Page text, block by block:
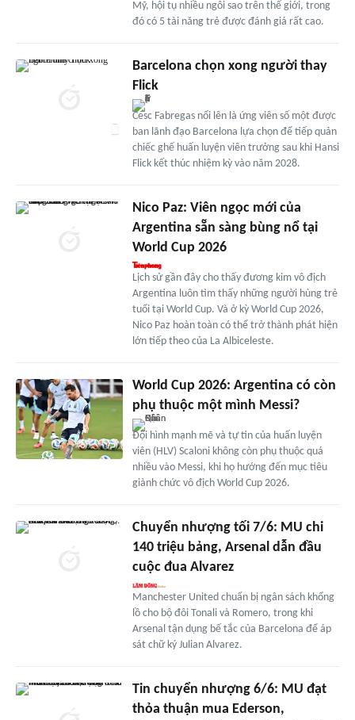
Mỹ, hội tụ nhiều ngôi sao trên thế giới, trong
đó có 5 tài năng trẻ được đánh giá rất cao.
Barcelona chọn xong người thay
Flick
Cesc Fabregas nổi lên là ứng viên số một được
ban lãnh đạo Barcelona lựa chọn để tiếp quản
chiếc ghế huấn luyện viên trưởng sau khi Hansi
Flick kết thúc nhiệm kỳ vào năm 2028.
Nico Paz: Viên ngọc mới của
Argentina sẵn sàng bùng nổ tại
World Cup 2026
Lịch sử gần đây cho thấy đương kim vô địch
Argentina luôn tìm thấy những người hùng trẻ
tuổi tại World Cup. Và ở kỳ World Cup 2026,
Nico Paz hoàn toàn có thể trở thành phát hiện
lớn tiếp theo của La Albiceleste.
World Cup 2026: Argentina có còn
phụ thuộc một mình Messi?
Đội hình mạnh mẽ và tự tin của huấn luyện
viên (HLV) Scaloni không còn phụ thuộc quá
nhiều vào Messi, khi họ hướng đến mục tiêu
giành chức vô địch World Cup 2026.
Chuyển nhượng tối 7/6: MU chi
140 triệu bảng, Arsenal dẫn đầu
cuộc đua Alvarez
Manchester United chuẩn bị ngân sách khổng
lồ cho bộ đôi Tonali và Romero, trong khi
Arsenal tận dụng bế tắc của Barcelona để áp
sát chữ ký Julian Alvarez.
Tin chuyển nhượng 6/6: MU đạt
thỏa thuận mua Ederson,